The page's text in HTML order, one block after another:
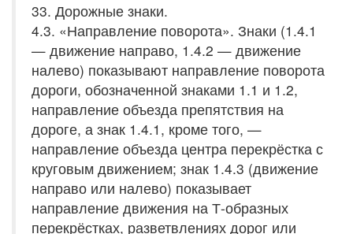
33. Дорожные знаки.
4.3. «Направление поворота». Знаки (1.4.1
— движение направо, 1.4.2 — движение
налево) показывают направление поворота
дороги, обозначенной знаками 1.1 и 1.2,
направление объезда препятствия на
дороге, а знак 1.4.1, кроме того, —
направление объезда центра перекрёстка с
круговым движением; знак 1.4.3 (движение
направо или налево) показывает
направление движения на Т-образных
перекрёстках, разветвлениях дорог или